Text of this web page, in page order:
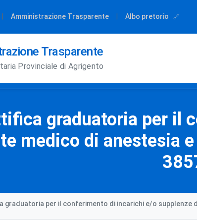
Amministrazione Trasparente Albo pretorio
Trasparente
Provinciale di Agrigento
graduatoria per il
medico di anestesia
graduatoria per il conferimento di incarichi e/o supplenze